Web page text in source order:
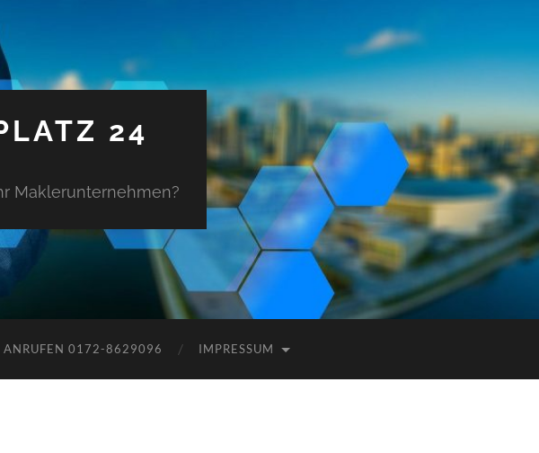
24
Maklerunternehmen?
ANRUFEN 0172-8629096 IMPRESSUM